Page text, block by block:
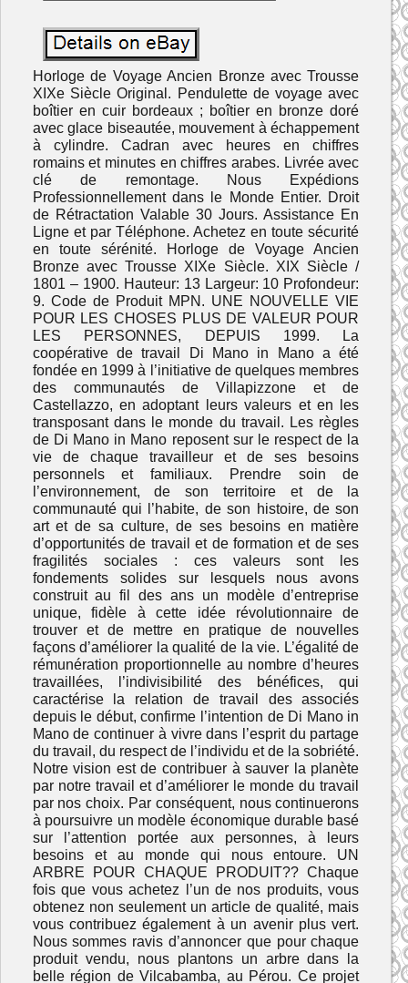
Horloge de Voyage Ancien Bronze avec Trousse
XIXe Siècle Original. Pendulette de voyage avec
boîtier en cuir bordeaux ; boîtier en bronze doré
avec glace biseautée, mouvement à échappement
à cylindre. Cadran avec heures en chiffres
romains et minutes en chiffres arabes. Livrée avec
clé de remontage. Nous Expédions
Professionnellement dans le Monde Entier. Droit
de Rétractation Valable 30 Jours. Assistance En
Ligne et par Téléphone. Achetez en toute sécurité
en toute sérénité. Horloge de Voyage Ancien
Bronze avec Trousse XIXe Siècle. XIX Siècle /
1801 – 1900. Hauteur: 13 Largeur: 10 Profondeur:
9. Code de Produit MPN. UNE NOUVELLE VIE
POUR LES CHOSES PLUS DE VALEUR POUR
LES PERSONNES, DEPUIS 1999. La
coopérative de travail Di Mano in Mano a été
fondée en 1999 à l’initiative de quelques membres
des communautés de Villapizzone et de
Castellazzo, en adoptant leurs valeurs et en les
transposant dans le monde du travail. Les règles
de Di Mano in Mano reposent sur le respect de la
vie de chaque travailleur et de ses besoins
personnels et familiaux. Prendre soin de
l’environnement, de son territoire et de la
communauté qui l’habite, de son histoire, de son
art et de sa culture, de ses besoins en matière
d’opportunités de travail et de formation et de ses
fragilités sociales : ces valeurs sont les
fondements solides sur lesquels nous avons
construit au fil des ans un modèle d’entreprise
unique, fidèle à cette idée révolutionnaire de
trouver et de mettre en pratique de nouvelles
façons d’améliorer la qualité de la vie. L’égalité de
rémunération proportionnelle au nombre d’heures
travaillées, l’indivisibilité des bénéfices, qui
caractérise la relation de travail des associés
depuis le début, confirme l’intention de Di Mano in
Mano de continuer à vivre dans l’esprit du partage
du travail, du respect de l’individu et de la sobriété.
Notre vision est de contribuer à sauver la planète
par notre travail et d’améliorer le monde du travail
par nos choix. Par conséquent, nous continuerons
à poursuivre un modèle économique durable basé
sur l’attention portée aux personnes, à leurs
besoins et au monde qui nous entoure. UN
ARBRE POUR CHAQUE PRODUIT?? Chaque
fois que vous achetez l’un de nos produits, vous
obtenez non seulement un article de qualité, mais
vous contribuez également à un avenir plus vert.
Nous sommes ravis d’annoncer que pour chaque
produit vendu, nous plantons un arbre dans la
belle région de Vilcabamba, au Pérou. Ce projet